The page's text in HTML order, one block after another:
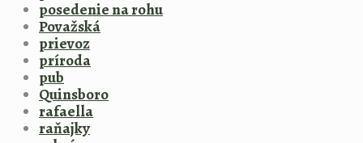
posedenie na rohu
Považská
prievoz
príroda
pub
Quinsboro
rafaella
raňajky